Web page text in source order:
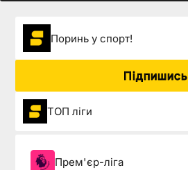
Поринь у спорт!
Підпишись
ТОП ліги
Прем'єр-ліга